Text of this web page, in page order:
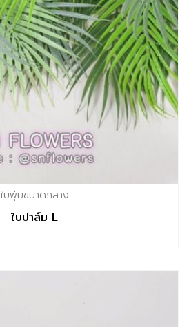
ใบพุ่มขนาดกลาง
ใบปาล์ม L